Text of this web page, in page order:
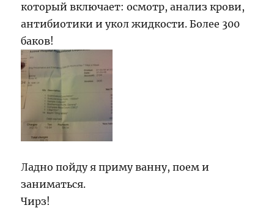
который включает: осмотр, анализ крови,
антибиотики и укол жидкости. Более 300
баков!
Ладно пойду я приму ванну, поем и
заниматься.
Чирз!